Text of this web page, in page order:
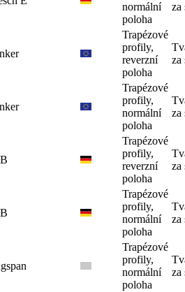
normální
poloha
za
Trapézové
profily,
reverzní
poloha
za
Trapézové
profily,
normální
poloha
za
Trapézové
profily,
reverzní
poloha
za
Trapézové
profily,
normální
poloha
za
Trapézové
profily,
normální
poloha
za